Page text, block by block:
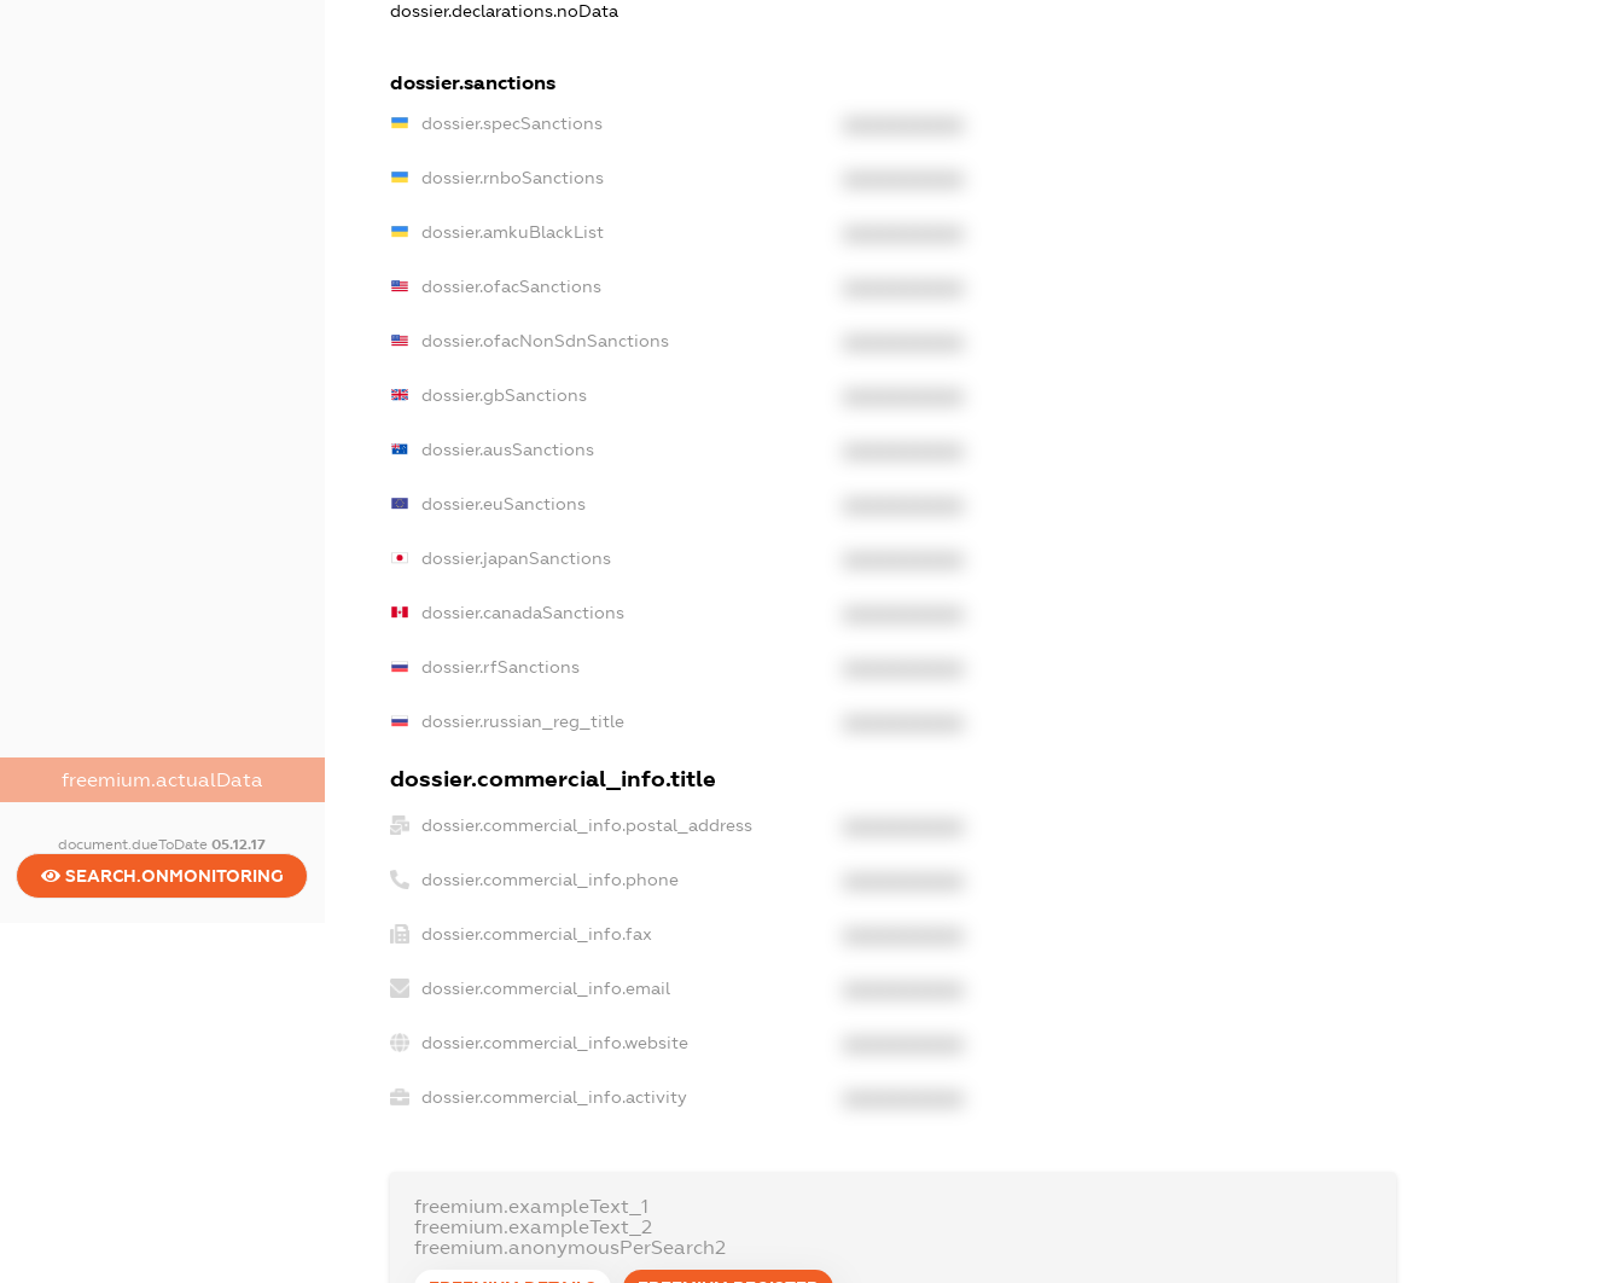
freemium.actualData
document.dueToDate05.12.17
SEARCH.ONMONITORING
dossier.declarations.noData
dossier.sanctions
dossier.specSanctions
dossier.rnboSanctions
dossier.amkuBlackList
dossier.ofacSanctions
dossier.ofacNonSdnSanctions
dossier.gbSanctions
dossier.ausSanctions
dossier.euSanctions
dossier.japanSanctions
dossier.canadaSanctions
dossier.rfSanctions
dossier.russian_reg_title
dossier.commercial_info.title
dossier.commercial_info.postal_address
dossier.commercial_info.phone
dossier.commercial_info.fax
dossier.commercial_info.email
dossier.commercial_info.website
dossier.commercial_info.activity
freemium.exampleText_1
freemium.exampleText_2
freemium.anonymousPerSearch2